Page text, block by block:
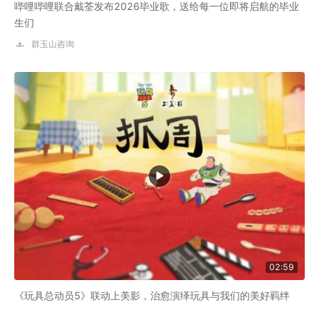
哔哩哔哩联合戴荃发布2026毕业歌，送给每一位即将启航的毕业
生们
群玉山咨询
02:59
《玩具总动员5》联动上美影，治愈演绎玩具与我们的美好羁绊